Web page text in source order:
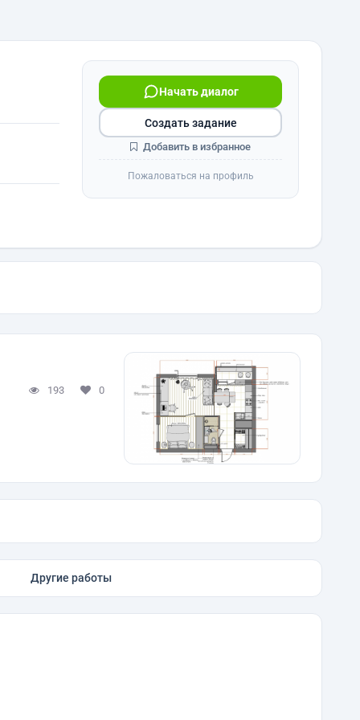
Начать диалог
Создать задание
Добавить в избранное
Пожаловаться на профиль
193 0
Другие работы